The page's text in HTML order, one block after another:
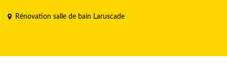
Rénovation salle de bain Laruscade